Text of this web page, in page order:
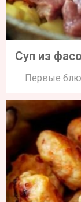
Суп из
Первые